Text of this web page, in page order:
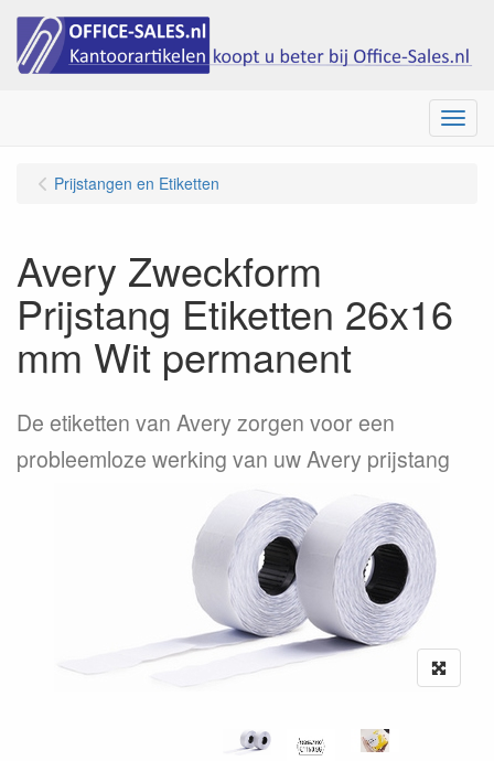
Menu
Prijstangen en Etiketten
Avery Zweckform
Prijstang Etiketten 26x16
mm Wit permanent
De etiketten van Avery zorgen voor een
probleemloze werking van uw Avery prijstang